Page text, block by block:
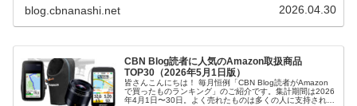
blog.cbnanashi.net 2026.04.30
CBN Blog読者に人気のAmazon取扱商品
TOP30（2026年5月1日版）
皆さんこんにちは！ 毎月恒例「CBN Blog読者がAmazon
で買ったものランキング」のご紹介です。集計期間は2026
年4月1日〜30日。よく売れたものは多くの人に支持されて